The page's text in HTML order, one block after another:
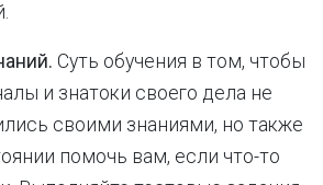
Суть обучения в том, чтобы
и знатоки своего дела не
своими знаниями, но также
помочь вам, если что-то